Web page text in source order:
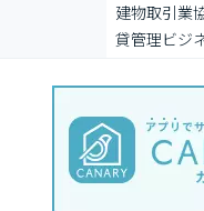
建物取引業
貸管理ビジ